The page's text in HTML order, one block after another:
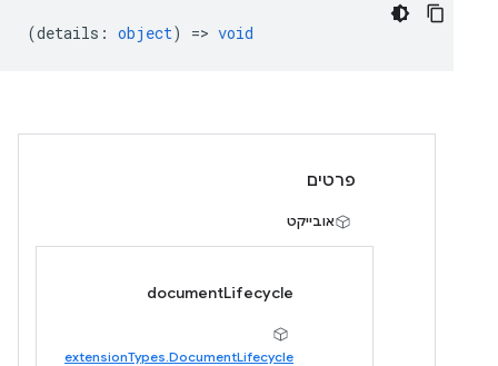
(details : object) => void
פרטים
אובייקט
documentLifecycle
extensionTypes.DocumentLifecycle